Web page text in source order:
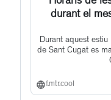
durant el
Durant aquest
de Sant Cugat es
f.mtr.cool